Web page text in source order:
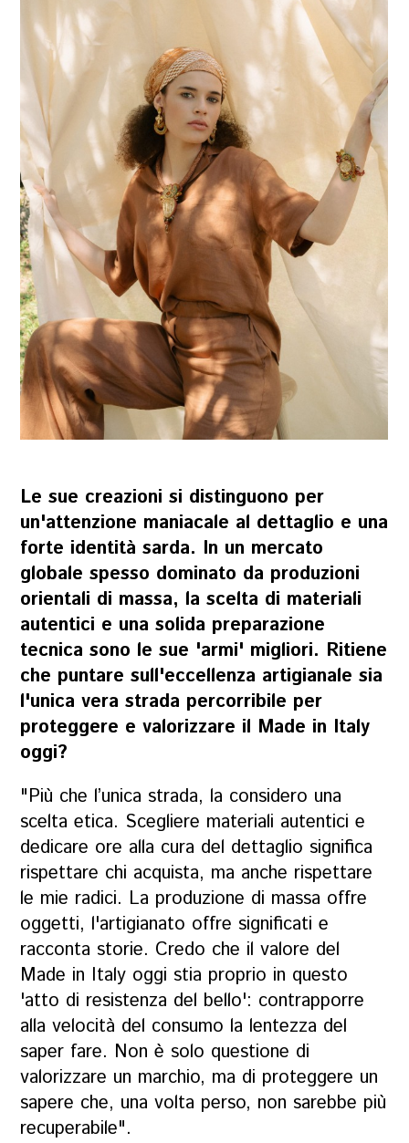
Le sue creazioni si distinguono per
un'attenzione maniacale al dettaglio e una
forte identità sarda. In un mercato
globale spesso dominato da produzioni
orientali di massa, la scelta di materiali
autentici e una solida preparazione
tecnica sono le sue 'armi' migliori. Ritiene
che puntare sull'eccellenza artigianale sia
l'unica vera strada percorribile per
proteggere e valorizzare il Made in Italy
oggi?
"Più che l’unica strada, la considero una
scelta etica. Scegliere materiali autentici e
dedicare ore alla cura del dettaglio significa
rispettare chi acquista, ma anche rispettare
le mie radici. La produzione di massa offre
oggetti, l'artigianato offre significati e
racconta storie. Credo che il valore del
Made in Italy oggi stia proprio in questo
'atto di resistenza del bello': contrapporre
alla velocità del consumo la lentezza del
saper fare. Non è solo questione di
valorizzare un marchio, ma di proteggere un
sapere che, una volta perso, non sarebbe più
recuperabile".